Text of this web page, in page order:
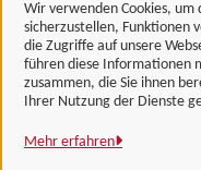
Wir verwenden Cookies,
sicherzustellen, Funktionen
die Zugriffe auf unsere
führen diese Informationen
zusammen, die Sie ihnen
Ihrer Nutzung der Dienste
Mehr erfahren
Landkreis
Alle Rechte